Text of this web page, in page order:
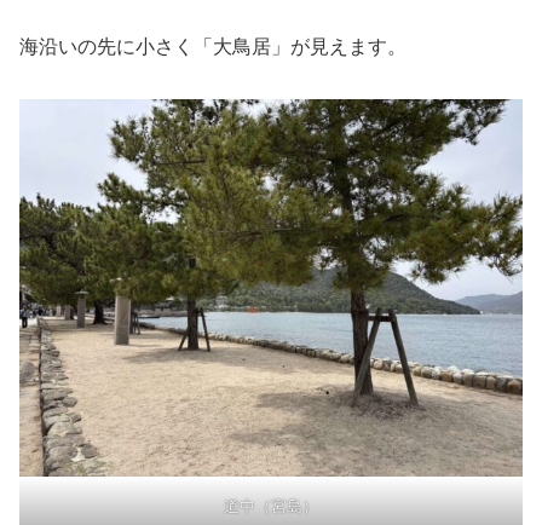
海沿いの先に小さく「大鳥居」が見えます。
道中（宮島）